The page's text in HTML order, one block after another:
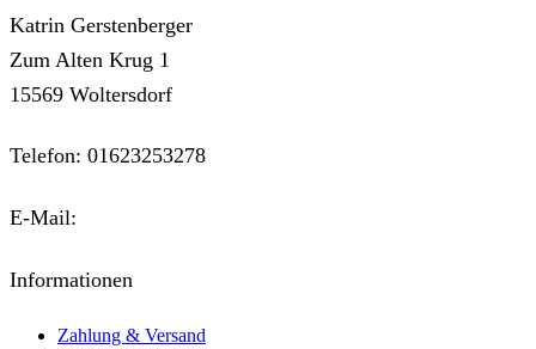
Katrin Gerstenberger
Zum Alten Krug 1
15569 Woltersdorf
Telefon: 01623253278
E-Mail:
Informationen
Zahlung & Versand